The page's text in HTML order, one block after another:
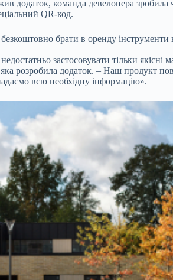
додаток, команда девелопера
QR-код.
брати в оренду
застосовувати тільки
розробила додаток. – Наш продукт
всю необхідну інформацію».